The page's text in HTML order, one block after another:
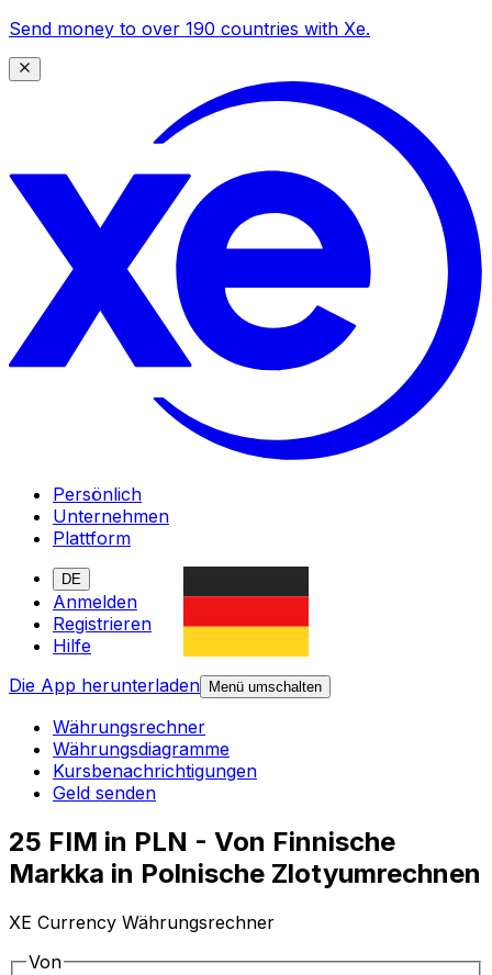
Send money to over 190 countries with Xe.
Persönlich
Unternehmen
Plattform
DE
Anmelden
Registrieren
Hilfe
Die App herunterladen
Menü umschalten
Währungsrechner
Währungsdiagramme
Kursbenachrichtigungen
Geld senden
25 FIM in PLN - Von Finnische
Markka in Polnische Zlotyumrechnen
XE Currency Währungsrechner
Von